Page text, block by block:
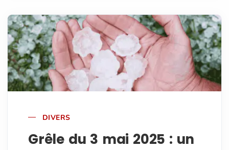
DIVERS
Grêle du 3 mai 2025 : un